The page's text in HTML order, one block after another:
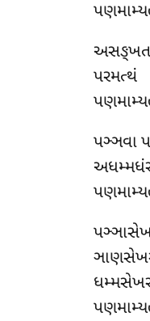
પઞ્ઞવા